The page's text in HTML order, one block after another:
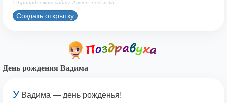
© Принадлежит сайту. Автор: podaristih
Создать открытку
День рождения Вадима
У Вадима — день рожденья!